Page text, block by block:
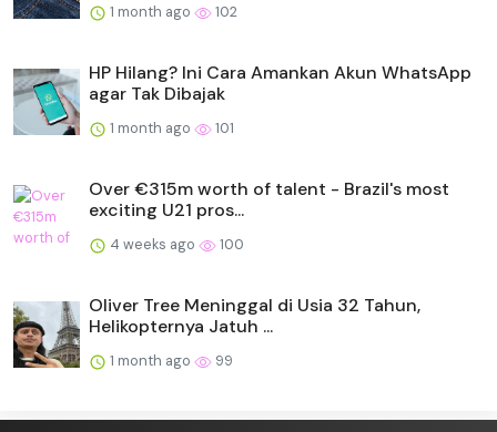
1 month ago 102
HP Hilang? Ini Cara Amankan Akun WhatsApp
agar Tak Dibajak
1 month ago 101
Over €315m worth of talent - Brazil's most
exciting U21 pros...
4 weeks ago 100
Oliver Tree Meninggal di Usia 32 Tahun,
Helikopternya Jatuh ...
1 month ago 99